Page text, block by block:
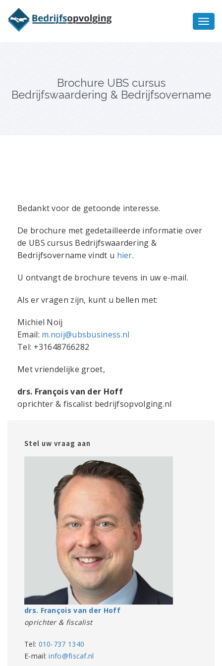
Brochure UBS cursus
Bedrijfswaardering & Bedrijfsovername
Bedankt voor de getoonde interesse.
De brochure met gedetailleerde informatie over
de UBS cursus Bedrijfswaardering &
Bedrijfsovername vindt u hier.
U ontvangt de brochure tevens in uw e-mail.
Als er vragen zijn, kunt u bellen met:
Michiel Noij
Email: m.noij@ubsbusiness.nl
Tel: +31648766282
Met vriendelijke groet,
drs. François van der Hoff
oprichter & fiscalist bedrijfsopvolging.nl
Stel uw vraag aan
drs. François van der Hoff
oprichter & fiscalist
Tel: 010-737 1340
E-mail:info@fiscaf.nl
bedrijfsopvolging voor fiscaal
juridisch advies
Ik wil meer informatie